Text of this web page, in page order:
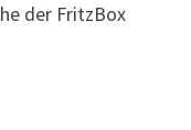
der FritzBox